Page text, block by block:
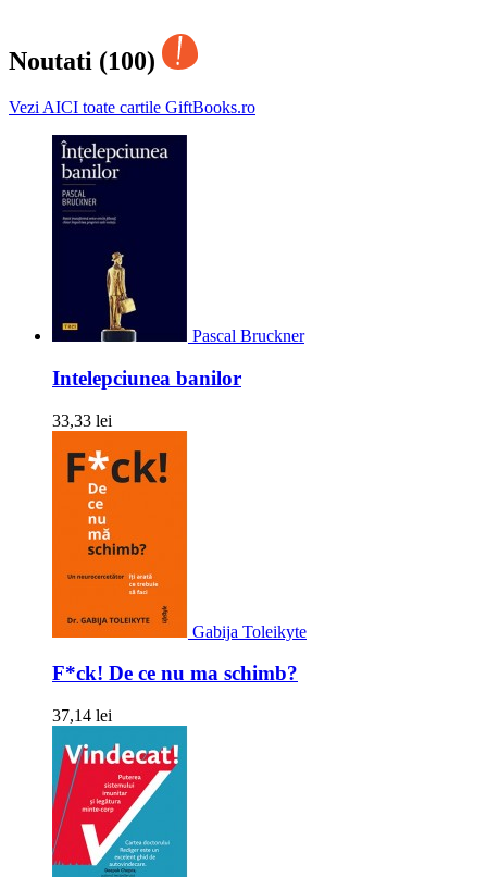
Noutati (100)
Vezi AICI toate cartile GiftBooks.ro
Pascal Bruckner
Intelepciunea banilor
33,33 lei
Gabija Toleikyte
F*ck! De ce nu ma schimb?
37,14 lei